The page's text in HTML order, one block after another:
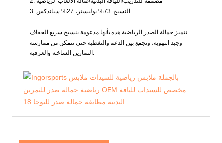
3. النسيج: 73% بوليستر، 27% سباندكس
تتميز حمالة الصدر الرياضية هذه بأنها مدعومة بنسيج سريع الجفاف
وجيد التهوية، وتجمع بين الدعم والتغطية حتى تتمكن من ممارسة